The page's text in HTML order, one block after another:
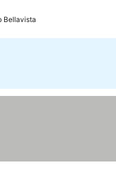
Bellavista